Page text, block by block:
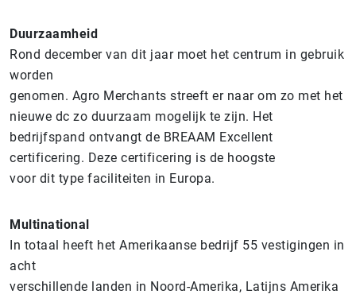
Duurzaamheid
Rond december van dit jaar moet het centrum in gebruik
worden
genomen. Agro Merchants streeft er naar om zo met het
nieuwe dc zo duurzaam mogelijk te zijn. Het
bedrijfspand ontvangt de BREAAM Excellent
certificering. Deze certificering is de hoogste
voor dit type faciliteiten in Europa.
Multinational
In totaal heeft het Amerikaanse bedrijf 55 vestigingen in
acht
verschillende landen in Noord-Amerika, Latijns Amerika